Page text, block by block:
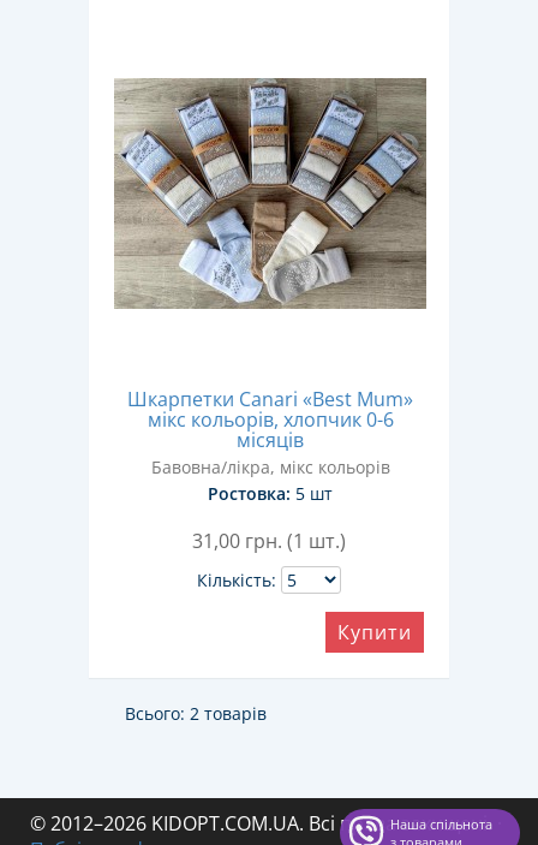
Шкарпетки Canari «Best Mum»
мікс кольорів, хлопчик 0-6
місяців
Бавовна/лікра, мікс кольорів
Ростовка: 5 шт
31,00 грн. (1 шт.)
Кількість:
Купити
Всього: 2 товарів
© 2012–2026 KIDOPT.COM.UA. Всі права захищені.
Наша спільнота